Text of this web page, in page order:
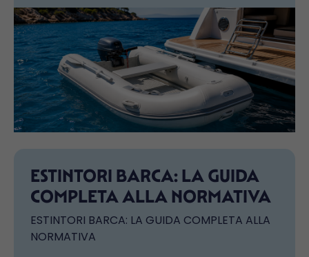
ESTINTORI BARCA: LA GUIDA
COMPLETA ALLA NORMATIVA
ESTINTORI BARCA: LA GUIDA COMPLETA ALLA
NORMATIVA